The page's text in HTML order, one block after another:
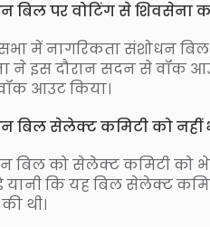
बिल पर वोटिंग से शिवसेना
में नागरिकता संशोधन
ने इस दौरान सदन से वॉक
आउट किया।
बिल सेलेक्ट कमिटी को नहीं
बिल को सेलेक्ट कमिटी को
यानी कि यह बिल सेलेक्ट
थी।